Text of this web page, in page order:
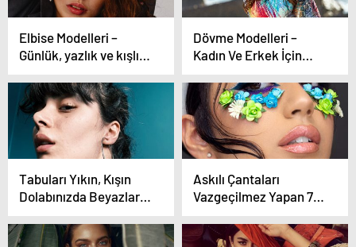
Elbise Modelleri –
Günlük, yazlık ve kışlık
elbise modelleri
Dövme Modelleri –
Kadın Ve Erkek İçin
Yazı Dövme Modelleri
Tabuları Yıkın, Kışın
Dolabınızda Beyazlara
Askılı Çantaları
Vazgeçilmez Yapan 7